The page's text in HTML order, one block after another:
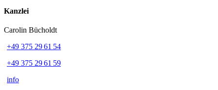
Kanzlei
Carolin Bücholdt
+49 375 29 61 54
+49 375 29 61 59
info